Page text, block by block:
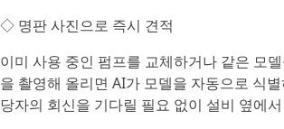
◇ 명판 사진으로 즉시 견적
이미 사용 중인 펌프를 교체하거나 같은 모
을 촬영해 올리면 AI가 모델을 자동으로 식
당자의 회신을 기다릴 필요 없이 설비 옆에